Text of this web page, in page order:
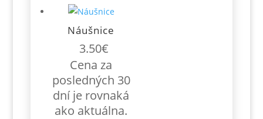
Náušnice
3.50€
Cena za
posledných 30
dní je rovnaká
ako aktuálna.